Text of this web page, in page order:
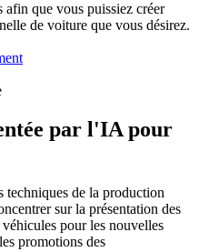
afin que vous puissiez créer
de voiture que vous désirez.
par l'IA pour
techniques de la production
sur la présentation des
pour les nouvelles
promotions des